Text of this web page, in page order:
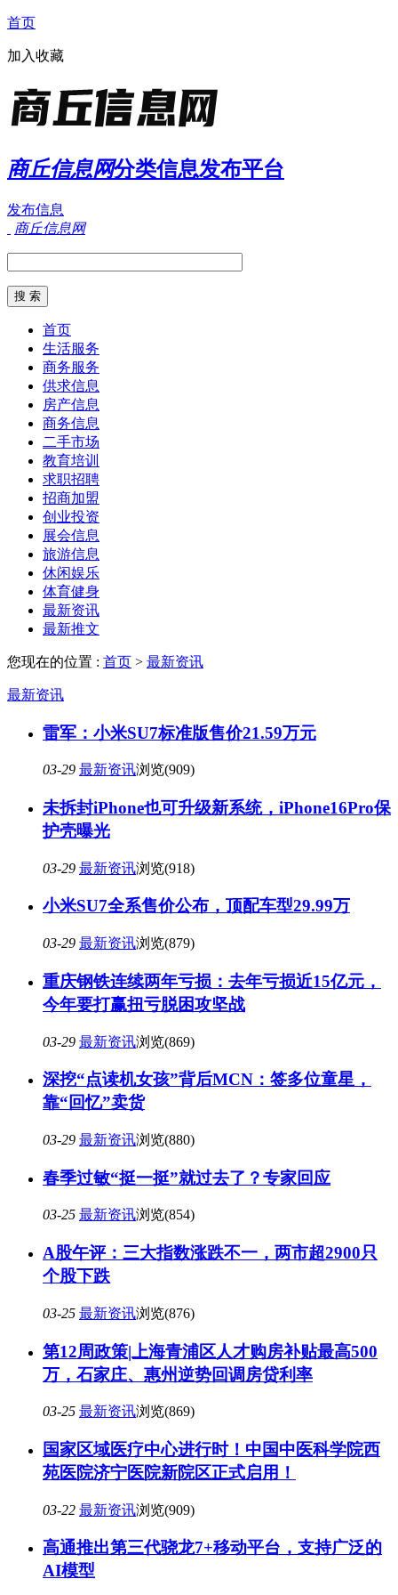
首页
加入收藏
商丘信息网分类信息发布平台
发布信息
商丘信息网
首页
生活服务
商务服务
供求信息
房产信息
商务信息
二手市场
教育培训
求职招聘
招商加盟
创业投资
展会信息
旅游信息
休闲娱乐
体育健身
最新资讯
最新推文
您现在的位置 : 首页 > 最新资讯
最新资讯
雷军：小米SU7标准版售价21.59万元
03-29 最新资讯浏览(909)
未拆封iPhone也可升级新系统，iPhone16Pro保
护壳曝光
03-29 最新资讯浏览(918)
小米SU7全系售价公布，顶配车型29.99万
03-29 最新资讯浏览(879)
重庆钢铁连续两年亏损：去年亏损近15亿元，
今年要打赢扭亏脱困攻坚战
03-29 最新资讯浏览(869)
深挖“点读机女孩”背后MCN：签多位童星，
靠“回忆”卖货
03-29 最新资讯浏览(880)
春季过敏“挺一挺”就过去了？专家回应
03-25 最新资讯浏览(854)
A股午评：三大指数涨跌不一，两市超2900只
个股下跌
03-25 最新资讯浏览(876)
第12周政策|上海青浦区人才购房补贴最高500
万，石家庄、惠州逆势回调房贷利率
03-25 最新资讯浏览(869)
国家区域医疗中心进行时！中国中医科学院西
苑医院济宁医院新院区正式启用！
03-22 最新资讯浏览(909)
高通推出第三代骁龙7+移动平台，支持广泛的
AI模型